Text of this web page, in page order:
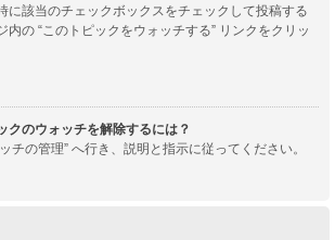
に該当のチェックボックスをチェックして投稿する
内の “このトピックをウォッチする” リンクをクリッ
クのウォッチを解除するには？
チの管理” へ行き、説明と指示に従ってください。